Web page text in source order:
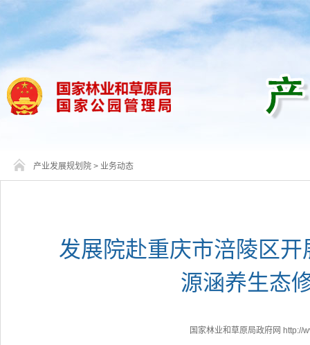
产业发展规划院 > 业务动态
发展院赴重庆市涪陵区
源涵养生态
国家林业和草原局政府网 http://